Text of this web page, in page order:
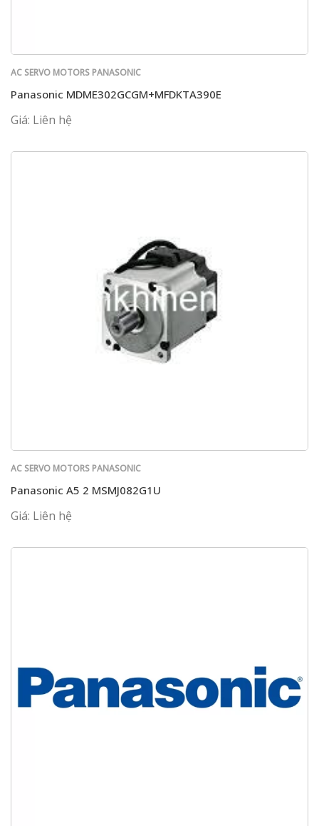
AC SERVO MOTORS PANASONIC
Panasonic MDME302GCGM+MFDKTA390E
Giá: Liên hệ
AC SERVO MOTORS PANASONIC
Panasonic A5 2 MSMJ082G1U
Giá: Liên hệ